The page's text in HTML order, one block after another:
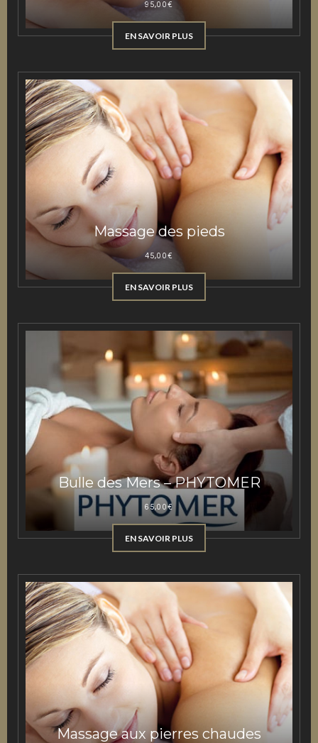
95,00€
EN SAVOIR PLUS
Massage des pieds
45,00€
EN SAVOIR PLUS
Bulle des Mers – PHYTOMER
65,00€
EN SAVOIR PLUS
Massage aux pierres chaudes